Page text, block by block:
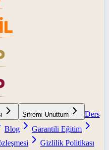
Şifremi Unuttum
Ders
Blog
Garantili Eğitim
Gizlilik Politikası